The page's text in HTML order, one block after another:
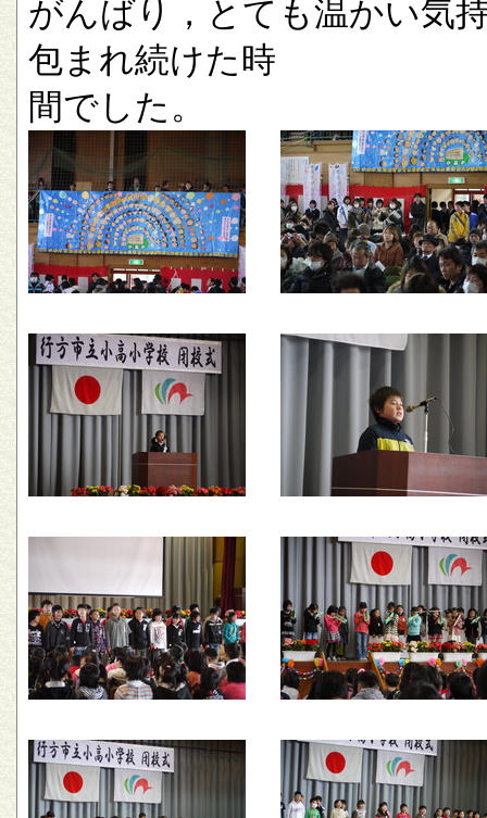
がんばり，とても温かい気
包まれ続けた時
間でした。